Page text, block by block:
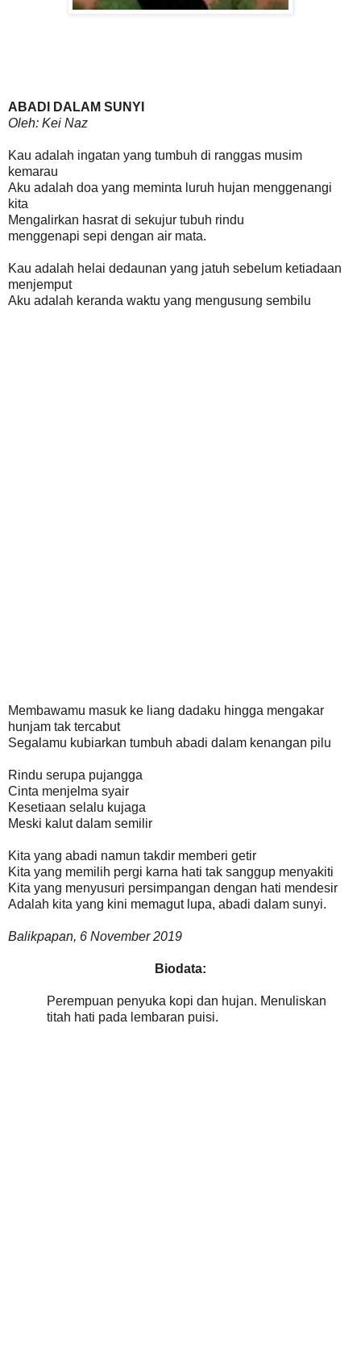
ABADI DALAM SUNYI
Oleh: Kei Naz
Kau adalah ingatan yang tumbuh di ranggas musim
kemarau
Aku adalah doa yang meminta luruh hujan menggenangi
kita
Mengalirkan hasrat di sekujur tubuh rindu
menggenapi sepi dengan air mata.
Kau adalah helai dedaunan yang jatuh sebelum ketiadaan
menjemput
Aku adalah keranda waktu yang mengusung sembilu
Membawamu masuk ke liang dadaku hingga mengakar
hunjam tak tercabut
Segalamu kubiarkan tumbuh abadi dalam kenangan pilu
Rindu serupa pujangga
Cinta menjelma syair
Kesetiaan selalu kujaga
Meski kalut dalam semilir
Kita yang abadi namun takdir memberi getir
Kita yang memilih pergi karna hati tak sanggup menyakiti
Kita yang menyusuri persimpangan dengan hati mendesir
Adalah kita yang kini memagut lupa, abadi dalam sunyi.
Balikpapan, 6 November 2019
Biodata:
Perempuan penyuka kopi dan hujan. Menuliskan
titah hati pada lembaran puisi.